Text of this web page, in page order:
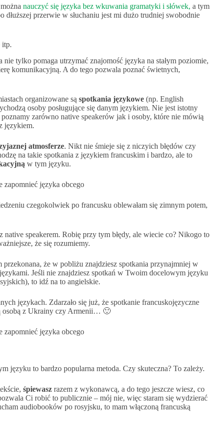
nauczyć się języka bez wkuwania gramatyki i słówek, a tym
dłuższej przerwie w słuchaniu jest mi dużo trudniej swobodnie
itp.
tylko pomaga utrzymać znajomość języka na stałym poziomie,
komunikacyjną. A do tego pozwala poznać świetnych,
organizowane są spotkania językowe (np. English
osoby posługujące się danym językiem. Nie jest istotny
zarówno native speakerów jak i osoby, które nie mówią
językiem.
atmosferze. Nikt nie śmieje się z niczyich błędów czy
na takie spotkania z językiem francuskim i bardzo, ale to
w tym języku.
czegokolwiek po francusku oblewałam się zimnym potem,
speakerem. Robię przy tym błędy, ale wiecie co? Nikogo to
że się rozumiemy.
że w pobliżu znajdziesz spotkania przynajmniej w
Jeśli nie znajdziesz spotkań w Twoim docelowym języku
to idź na to angielskie.
językach. Zdarzało się już, że spotkanie francuskojęzyczne
osobą z Ukrainy czy Armenii… 🙂
języku to bardzo popularna metoda. Czy skuteczna? To zależy.
śpiewasz razem z wykonawcą, a do tego jeszcze wiesz, co
Ci robić to publicznie – mój nie, więc staram się wydzierać
audiobooków po rosyjsku, to mam włączoną francuską